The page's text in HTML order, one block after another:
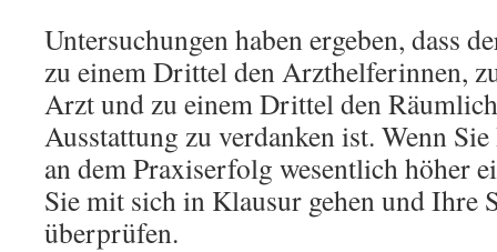
Untersuchungen haben ergeben, dass
zu einem Drittel den Arzthelferinnen,
Arzt und zu einem Drittel den
Ausstattung zu verdanken ist. Wenn
an dem Praxiserfolg wesentlich höher
Sie mit sich in Klausur gehen und Ihre
überprüfen.